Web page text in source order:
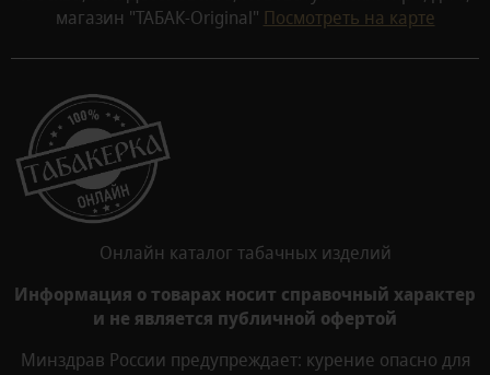
магазин "ТАБАК-Original" Посмотреть на карте
Онлайн каталог табачных изделий
Информация о товарах носит справочный характер
и не является публичной офертой
Минздрав России предупреждает: курение опасно для